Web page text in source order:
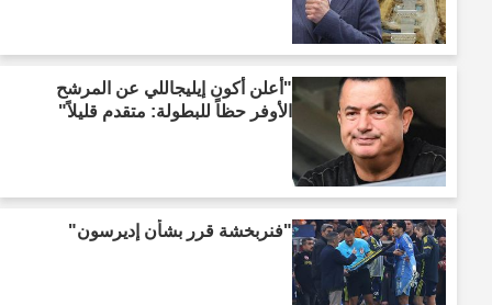
"أعلن أكون إيليجاللي عن المرشح
الأوفر حظاً للبطولة: متقدم قليلاً"
"فنربخشة قرر بشأن إديرسون"